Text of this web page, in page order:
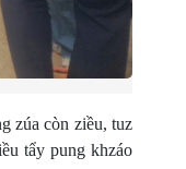
zúa còn ziều, tuz
tẩy pung khzáo